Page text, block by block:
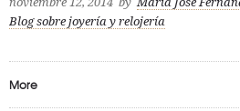
Blog sobre joyería y relojería
More